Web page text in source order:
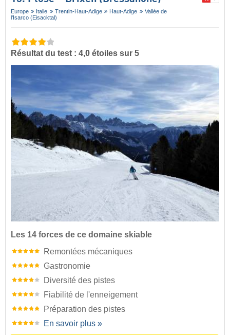
Europe Italie Trentin-Haut-Adige Haut-Adige
Vallée de
l'Isarco (Eisacktal)
Résultat du test : 4,0 étoiles sur 5
Les 14 forces de ce domaine skiable
Remontées mécaniques
Gastronomie
Diversité des pistes
Fiabilité de l'enneigement
Préparation des pistes
En savoir plus »